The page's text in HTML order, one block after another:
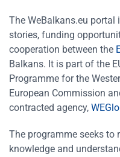
The WeBalkans.eu portal
stories, funding
cooperation between the
Balkans. It is part of the
Programme for the
European Commission
contracted agency,
The programme seeks to
knowledge and